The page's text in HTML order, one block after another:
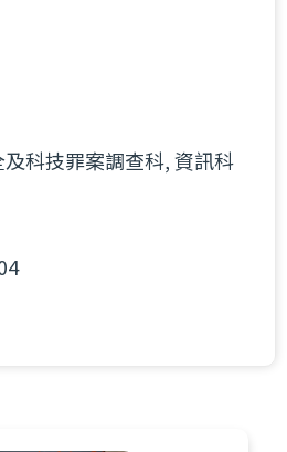
科技罪案調查科, 資訊科